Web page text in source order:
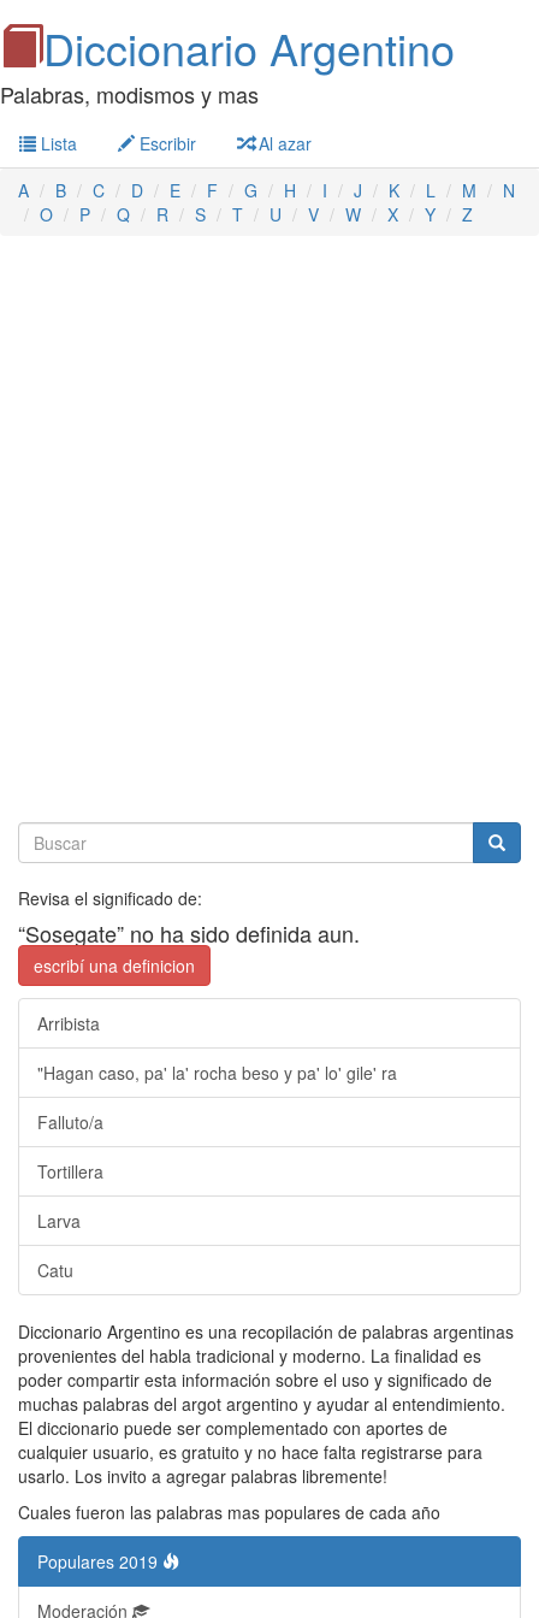
Diccionario Argentino
Palabras, modismos y mas
Lista Escribir
Al azar
A
B C D E F G H I J K L M
N
O
P Q R S T U V W X Y Z
Revisa el significado de:
“Sosegate” no ha sido definida aun.
escribí una definicion
Arribista
"Hagan caso, pa' la' rocha beso y pa' lo' gile' ra
Falluto/a
Tortillera
Larva
Catu
Diccionario Argentino es una recopilación de palabras argentinas
provenientes del habla tradicional y moderno. La finalidad es
poder compartir esta información sobre el uso y significado de
muchas palabras del argot argentino y ayudar al entendimiento.
El diccionario puede ser complementado con aportes de
cualquier usuario, es gratuito y no hace falta registrarse para
usarlo. Los invito a agregar palabras libremente!
Cuales fueron las palabras mas populares de cada año
Populares 2019
Moderación